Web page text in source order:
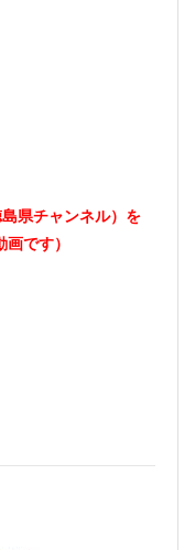
県チャンネル）を
です）